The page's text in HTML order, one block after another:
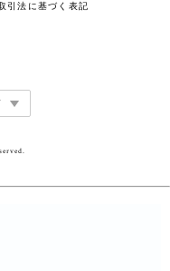
引法に基づく表記